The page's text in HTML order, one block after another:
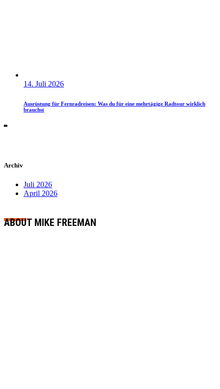
14. Juli 2026
Ausrüstung für Fernradreisen: Was du für eine mehrtägige Radtour wirklich
brauchst
Archiv
Juli 2026
April 2026
ABOUT MIKE FREEMAN